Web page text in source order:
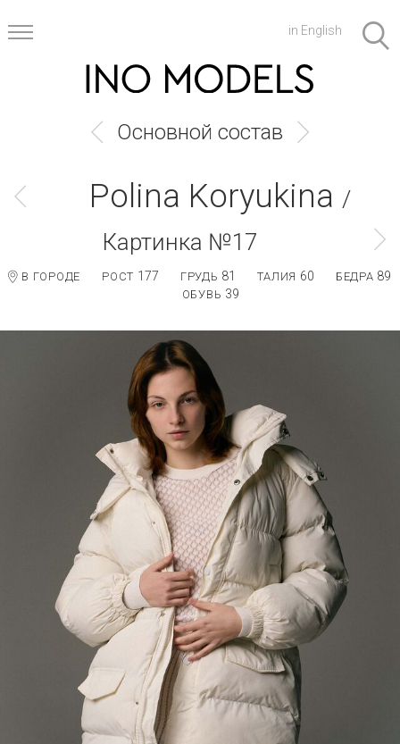
in English
Основной состав
Polina Koryukina /
Картинка №17
В ГОРОДЕ РОСТ 177 ГРУДЬ 81 ТАЛИЯ 60 БЕДРА 89
ОБУВЬ 39